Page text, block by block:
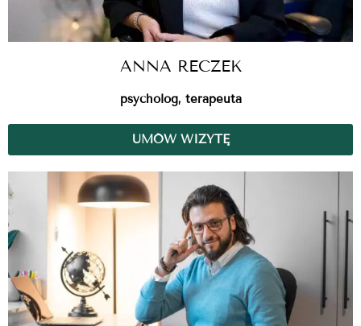
ANNA RECZEK
psycholog, terapeuta
UMÓW WIZYTĘ